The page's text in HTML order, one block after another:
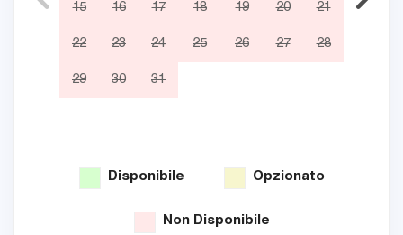
15 16 17 18 19 20 21
22 23 24 25 26 27 28
29 30 31
Disponibile Opzionato
Non Disponibile